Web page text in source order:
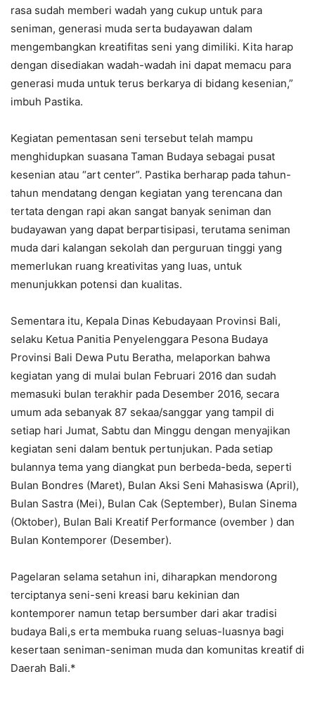
rasa sudah memberi wadah yang cukup untuk para
seniman, generasi muda serta budayawan dalam
mengembangkan kreatifitas seni yang dimiliki. Kita harap
dengan disediakan wadah-wadah ini dapat memacu para
generasi muda untuk terus berkarya di bidang kesenian,”
imbuh Pastika.
Kegiatan pementasan seni tersebut telah mampu
menghidupkan suasana Taman Budaya sebagai pusat
kesenian atau “art center”. Pastika berharap pada tahun-
tahun mendatang dengan kegiatan yang terencana dan
tertata dengan rapi akan sangat banyak seniman dan
budayawan yang dapat berpartisipasi, terutama seniman
muda dari kalangan sekolah dan perguruan tinggi yang
memerlukan ruang kreativitas yang luas, untuk
menunjukkan potensi dan kualitas.
Sementara itu, Kepala Dinas Kebudayaan Provinsi Bali,
selaku Ketua Panitia Penyelenggara Pesona Budaya
Provinsi Bali Dewa Putu Beratha, melaporkan bahwa
kegiatan yang di mulai bulan Februari 2016 dan sudah
memasuki bulan terakhir pada Desember 2016, secara
umum ada sebanyak 87 sekaa/sanggar yang tampil di
setiap hari Jumat, Sabtu dan Minggu dengan menyajikan
kegiatan seni dalam bentuk pertunjukan. Pada setiap
bulannya tema yang diangkat pun berbeda-beda, seperti
Bulan Bondres (Maret), Bulan Aksi Seni Mahasiswa (April),
Bulan Sastra (Mei), Bulan Cak (September), Bulan Sinema
(Oktober), Bulan Bali Kreatif Performance (ovember ) dan
Bulan Kontemporer (Desember).
Pagelaran selama setahun ini, diharapkan mendorong
terciptanya seni-seni kreasi baru kekinian dan
kontemporer namun tetap bersumber dari akar tradisi
budaya Bali,s erta membuka ruang seluas-luasnya bagi
kesertaan seniman-seniman muda dan komunitas kreatif di
Daerah Bali.*